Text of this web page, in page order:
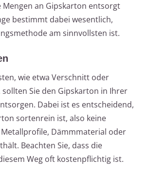
an Gipskarton entsorgt
bestimmt dabei wesentlich,
am sinnvollsten ist.
wie etwa Verschnitt oder
sollten Sie den Gipskarton in Ihrer
Dabei ist es entscheidend,
sortenrein ist, also keine
Dämmmaterial oder
Beachten Sie, dass die
Weg oft kostenpflichtig ist.